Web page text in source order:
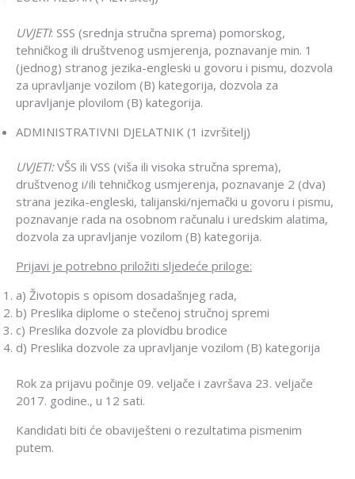
UVJETI: SSS (srednja stručna sprema) pomorskog,
tehničkog ili društvenog usmjerenja, poznavanje min. 1
(jednog) stranog jezika-engleski u govoru i pismu, dozvola
za upravljanje vozilom (B) kategorija, dozvola za
upravljanje plovilom (B) kategorija.
ADMINISTRATIVNI DJELATNIK (1 izvršitelj)
UVJETI:VŠS ili VSS (viša ili visoka stručna sprema),
društvenog i/ili tehničkog usmjerenja, poznavanje 2 (dva)
strana jezika-engleski, talijanski/njemački u govoru i pismu,
poznavanje rada na osobnom računalu i uredskim alatima,
dozvola za upravljanje vozilom (B) kategorija.
Prijavi je potrebno priložiti sljedeće priloge:
a) Životopis s opisom dosadašnjeg rada,
b) Preslika diplome o stečenoj stručnoj spremi
c) Preslika dozvole za plovidbu brodice
d) Preslika dozvole za upravljanje vozilom (B) kategorija
Rok za prijavu počinje 09. veljače i završava 23. veljače
2017. godine., u 12 sati.
Kandidati biti će obaviješteni o rezultatima pismenim
putem.